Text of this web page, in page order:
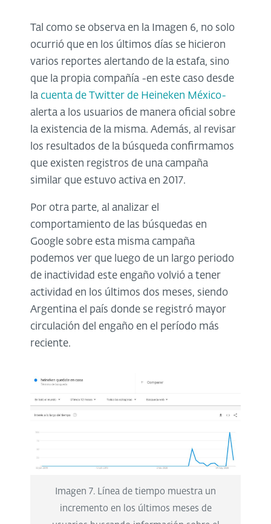
Tal como se observa en la Imagen 6, no solo
ocurrió que en los últimos días se hicieron
varios reportes alertando de la estafa, sino
que la propia compañía -en este caso desde
la cuenta de Twitter de Heineken México-
alerta a los usuarios de manera oficial sobre
la existencia de la misma. Además, al revisar
los resultados de la búsqueda confirmamos
que existen registros de una campaña
similar que estuvo activa en 2017.
Por otra parte, al analizar el
comportamiento de las búsquedas en
Google sobre esta misma campaña
podemos ver que luego de un largo periodo
de inactividad este engaño volvió a tener
actividad en los últimos dos meses, siendo
Argentina el país donde se registró mayor
circulación del engaño en el período más
reciente.
Imagen 7. Línea de tiempo muestra un
incremento en los últimos meses de